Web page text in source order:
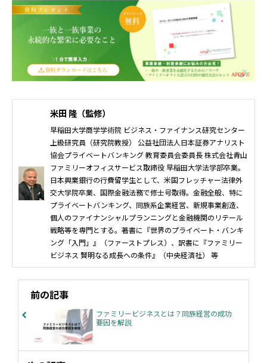
米田 隆（監修）
早稲田大学商学学術院 ビジネス・ファイナンス研究センター
上級研究員（研究院教授） 公益社団法人日本証券アナリスト
協会プライベートバンキング 教育委員会委員長 株式会社青山
ファミリーオフィスサービス取締役 早稲田大学法学部卒業。
日本興業銀行の行費留学生として、米国フレッチャー法律外
交大学院卒業、国際金融法務で修士号取得。金融全般、特に
プライベートバンキング、同族系企業経営、新規事業創造、
個人のファイナンシャルプランニングと金融機関のリテール
戦略等を専門とする。著書に『世界のプライベート・バンキ
ング「入門」』（ファーストプレス）、訳書に『ファミリー
ビジネス 賢明なる成長への条件』（中央経済社） 等
前の記事
ファミリービジネスとは？同族経営の成功
要因を解説